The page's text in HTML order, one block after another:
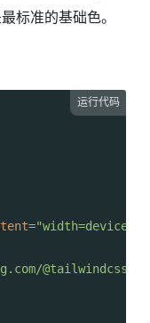
标准的基础色。
运行代码
="width=device-
@tailwindcss/